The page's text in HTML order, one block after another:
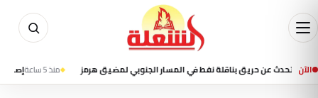
الآنعن حريق بناقلة نفط في المسار الجنوبي لمضيق هرمز منذ 5 ساعة إصابة 8 أطفال بعد اقتحام سيارة فصلا في روضة أطفال بمدينة جلينديل الأمريكية